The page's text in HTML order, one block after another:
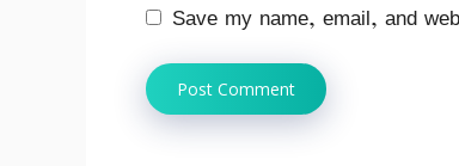
Save my name, email, and